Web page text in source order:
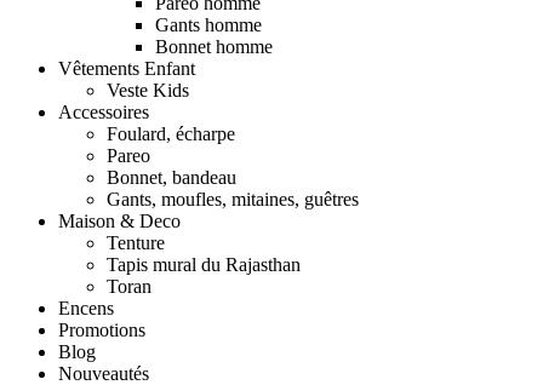
Gants homme
Bonnet homme
Vêtements Enfant
Veste Kids
Accessoires
Foulard, écharpe
Pareo
Bonnet, bandeau
Gants, moufles, mitaines, guêtres
Maison & Deco
Tenture
Tapis mural du Rajasthan
Toran
Encens
Promotions
Blog
Nouveautés